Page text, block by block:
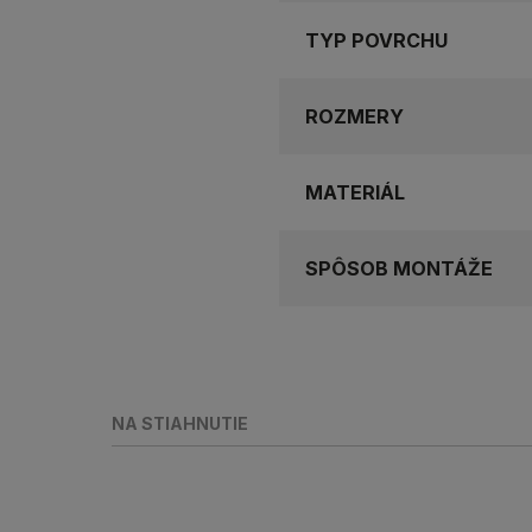
TYP POVRCHU
ROZMERY
MATERIÁL
SPÔSOB MONTÁŽE
NA STIAHNUTIE